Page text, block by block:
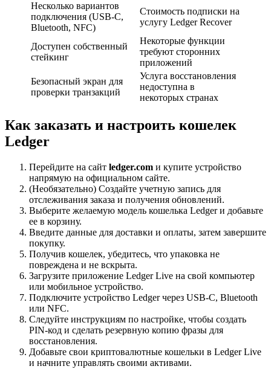
Несколько вариантов
подключения (USB-C,
Bluetooth, NFC)
Стоимость подписки на
услугу Ledger Recover
Доступен собственный
стейкинг
Некоторые функции
требуют сторонних
приложений
Безопасный экран для
проверки транзакций
Услуга восстановления
недоступна в
некоторых странах
Как заказать и настроить кошелек
Ledger
Перейдите на сайт ledger.com и купите устройство
напрямую на официальном сайте.
(Необязательно) Создайте учетную запись для
отслеживания заказа и получения обновлений.
Выберите желаемую модель кошелька Ledger и добавьте
ее в корзину.
Введите данные для доставки и оплаты, затем завершите
покупку.
Получив кошелек, убедитесь, что упаковка не
повреждена и не вскрыта.
Загрузите приложение Ledger Live на свой компьютер
или мобильное устройство.
Подключите устройство Ledger через USB-C, Bluetooth
или NFC.
Следуйте инструкциям по настройке, чтобы создать
PIN-код и сделать резервную копию фразы для
восстановления.
Добавьте свои криптовалютные кошельки в Ledger Live
и начните управлять своими активами.